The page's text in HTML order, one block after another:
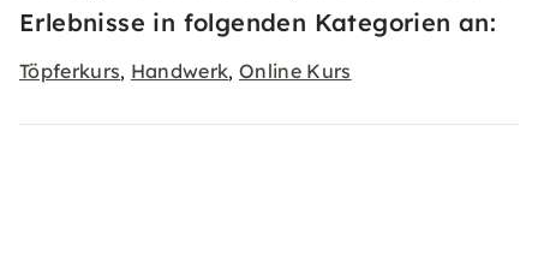
Erlebnisse in folgenden Kategorien an:
Töpferkurs, Handwerk,Online Kurs